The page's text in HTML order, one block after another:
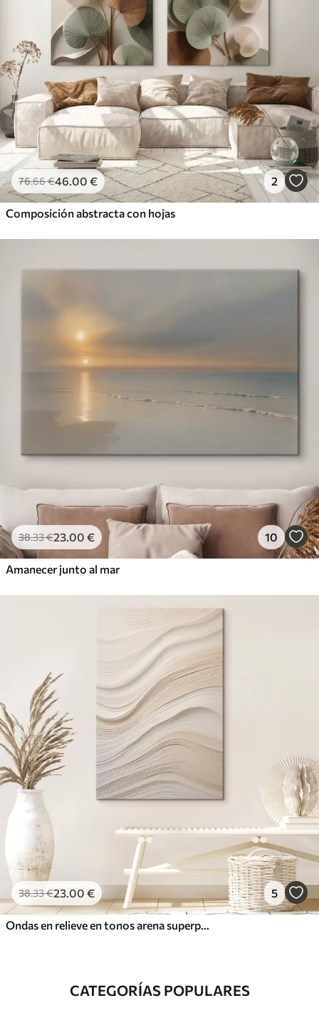
76.66€46.00 € 2
Composición abstracta con hojas
38.33€23.00 € 10
Amanecer junto al mar
38.33€23.00 € 5
Ondas en relieve en tonos arena superpuestos, textura suave
CATEGORÍAS POPULARES